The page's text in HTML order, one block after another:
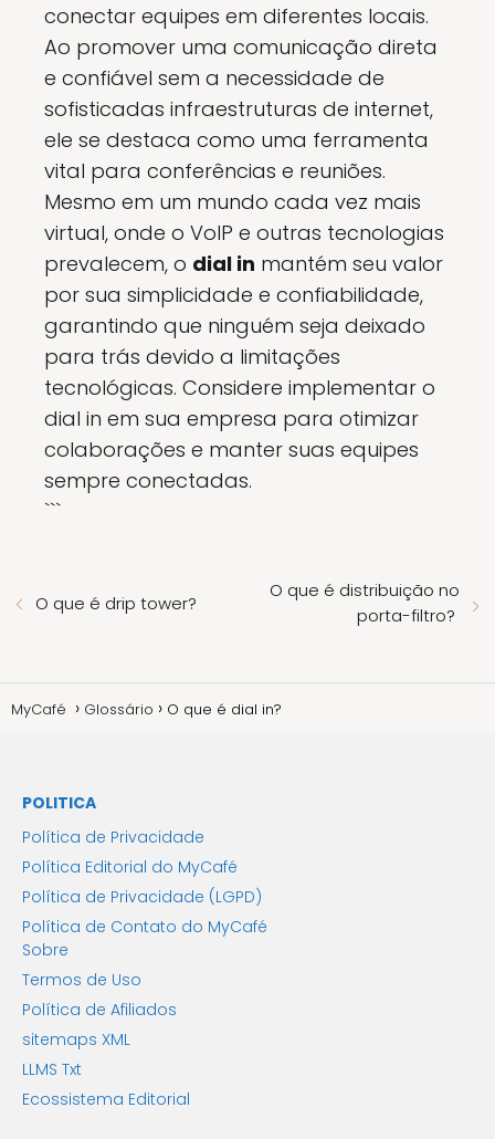
conectar equipes em diferentes locais.
Ao promover uma comunicação direta
e confiável sem a necessidade de
sofisticadas infraestruturas de internet,
ele se destaca como uma ferramenta
vital para conferências e reuniões.
Mesmo em um mundo cada vez mais
virtual, onde o VoIP e outras tecnologias
prevalecem, o dial in mantém seu valor
por sua simplicidade e confiabilidade,
garantindo que ninguém seja deixado
para trás devido a limitações
tecnológicas. Considere implementar o
dial in em sua empresa para otimizar
colaborações e manter suas equipes
sempre conectadas.
```
O que é drip tower?
O que é distribuição no
porta-filtro?
MyCafé Glossário O que é dial in?
POLITICA
Política de Privacidade
Política Editorial do MyCafé
Política de Privacidade (LGPD)
Política de Contato do MyCafé
Sobre
Termos de Uso
Política de Afiliados
sitemaps XML
LLMS Txt
Ecossistema Editorial